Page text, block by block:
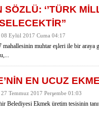
SÖZLÜ: ‘’TÜRK
Eylül 2017 Cuma 04:17
mahallesinin muhtar eşleri ile bir araya
EN UCUZ
Temmuz 2017 Perşembe 01:03
Belediyesi Ekmek üretim tesisinin